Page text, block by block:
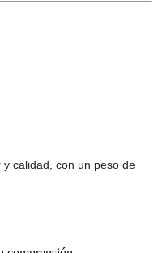
calidad, con un peso de